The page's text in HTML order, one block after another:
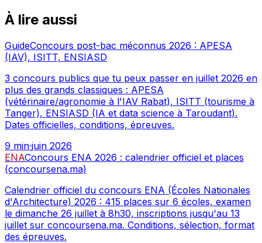
À lire aussi
GuideConcours post-bac méconnus 2026 : APESA
(IAV), ISITT, ENSIASD
3 concours publics que tu peux passer en juillet 2026 en
plus des grands classiques : APESA
(vétérinaire/agronomie à l'IAV Rabat), ISITT (tourisme à
Tanger), ENSIASD (IA et data science à Taroudant).
Dates officielles, conditions, épreuves.
9 min·juin 2026
ENAConcours ENA 2026 : calendrier officiel et places
(concoursena.ma)
Calendrier officiel du concours ENA (Écoles Nationales
d'Architecture) 2026 : 415 places sur 6 écoles, examen
le dimanche 26 juillet à 8h30, inscriptions jusqu'au 13
juillet sur concoursena.ma. Conditions, sélection, format
des épreuves.